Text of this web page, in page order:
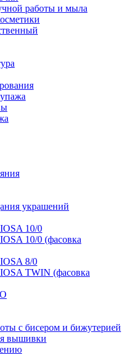
работы и мыла
украшений
10/0
10/0 (фасовка
8/0
TWIN (фасовка
с бисером и бижутерией
вышивки